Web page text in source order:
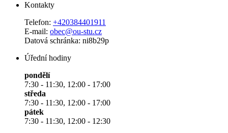
Kontakty
Telefon: +420384401911
E-mail: obec@ou-stu.cz
Datová schránka: ni8b29p
Úřední hodiny
pondělí
7:30 - 11:30, 12:00 - 17:00
středa
7:30 - 11:30, 12:00 - 17:00
pátek
7:30 - 11:30, 12:00 - 12:30